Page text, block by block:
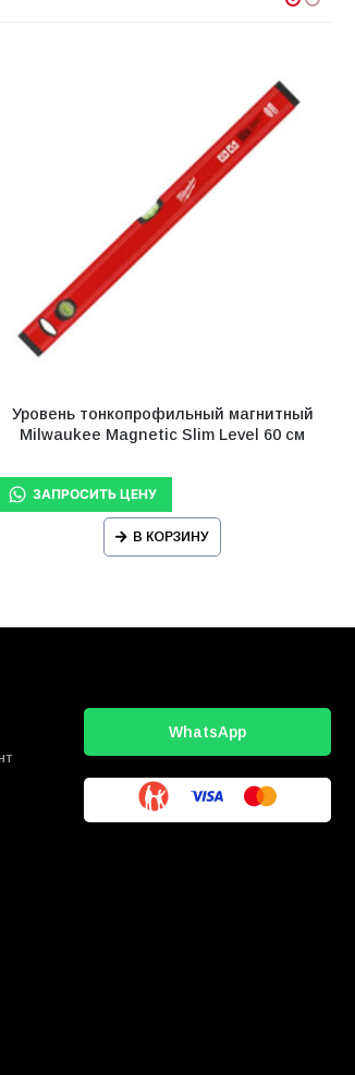
Уровень тонкопрофильный магнитный
Milwaukee Magnetic Slim Level 60 см
В КОРЗИНУ
WhatsApp